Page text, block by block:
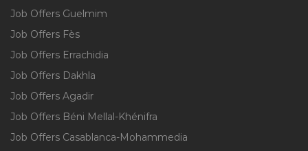
Job Offers Guelmim
Job Offers Fès
Job Offers Errachidia
Job Offers Dakhla
Job Offers Agadir
Job Offers Béni Mellal-Khénifra
Job Offers Casablanca-Mohammedia